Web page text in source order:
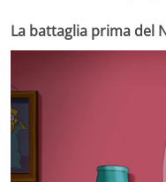
La battaglia prima del